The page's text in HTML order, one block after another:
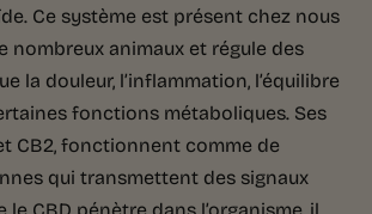
Ce système est présent chez nous
nombreux animaux et régule des
la douleur, l’inflammation, l’équilibre
fonctions métaboliques. Ses
CB2, fonctionnent comme de
qui transmettent des signaux